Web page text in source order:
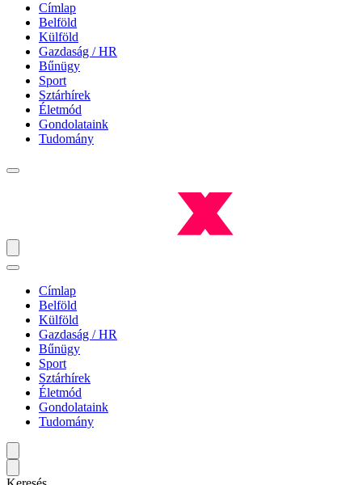
Címlap
Belföld
Külföld
Gazdaság / HR
Bűnügy
Sport
Sztárhírek
Életmód
Gondolataink
Tudomány
Címlap
Belföld
Külföld
Gazdaság / HR
Bűnügy
Sport
Sztárhírek
Életmód
Gondolataink
Tudomány